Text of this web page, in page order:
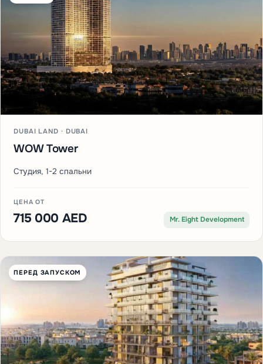
DUBAI LAND · DUBAI
WOW Tower
Студия, 1-2 спальни
ЦЕНА ОТ
715 000 AED Mr. Eight Development
ПЕРЕД ЗАПУСКОМ